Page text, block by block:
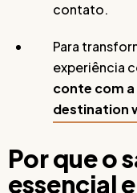
contato.
Para
experiência
conte com
destination
Por que o
essencial